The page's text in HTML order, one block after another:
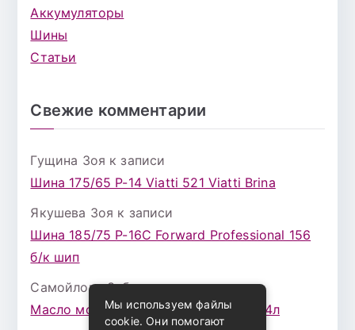
Аккумуляторы
Шины
Статьи
Свежие комментарии
Гущина Зоя к записи
Шина 175/65 Р-14 Viatti 521 Viatti Brina
Якушева Зоя к записи
Шина 185/75 Р-16С Forward Professional 156
б/к шип
Самойлова Забавак записи
Масло моторное ZIC X7 (A+) 10W30 4л
Мы используем файлы
cookie. Они помогают